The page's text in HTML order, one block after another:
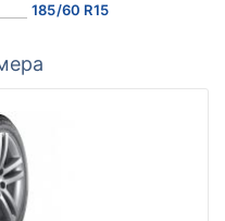
185/60 R15